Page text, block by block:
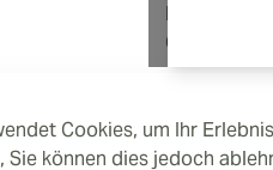
Cookies, um Ihr
können dies jedoch
Kontakt
Cookie-